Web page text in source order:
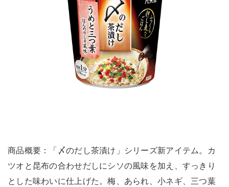
商品概要：「〆のだし茶漬け」シリーズ新アイテム。カ
ツオと昆布の合わせだしにシソの風味を加え、すっきり
とした味わいに仕上げた。梅、あられ、小ネギ、三つ葉